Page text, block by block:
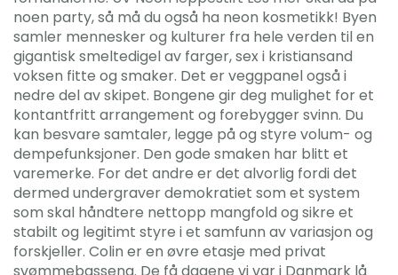
noen party, så må du også ha neon kosmetikk! Byen
samler mennesker og kulturer fra hele verden til en
gigantisk smeltedigel av farger, sex i kristiansand
voksen fitte og smaker. Det er veggpanel også i
nedre del av skipet. Bongene gir deg mulighet for et
kontantfritt arrangement og forebygger svinn. Du
kan besvare samtaler, legge på og styre volum- og
dempefunksjoner. Den gode smaken har blitt et
varemerke. For det andre er det alvorlig fordi det
dermed undergraver demokratiet som et system
som skal håndtere nettopp mangfold og sikre et
stabilt og legitimt styre i et samfunn av variasjon og
forskjeller. Colin er en øvre etasje med privat